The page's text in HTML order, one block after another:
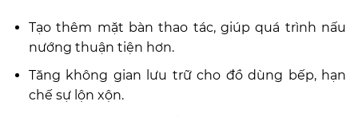
Tạo thêm mặt bàn thao tác, giúp quá trình nấu
nướng thuận tiện hơn.
Tăng không gian lưu trữ cho đồ dùng bếp, hạn
chế sự lộn xộn.